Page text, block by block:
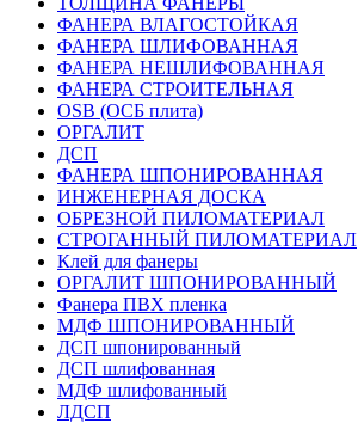
ФАНЕРА ВЛАГОСТОЙКАЯ
ФАНЕРА ШЛИФОВАННАЯ
ФАНЕРА НЕШЛИФОВАННАЯ
ФАНЕРА СТРОИТЕЛЬНАЯ
OSB (ОСБ плита)
ОРГАЛИТ
ДСП
ФАНЕРА ШПОНИРОВАННАЯ
ИНЖЕНЕРНАЯ ДОСКА
ОБРЕЗНОЙ ПИЛОМАТЕРИАЛ
СТРОГАННЫЙ ПИЛОМАТЕРИАЛ
Клей для фанеры
ОРГАЛИТ ШПОНИРОВАННЫЙ
Фанера ПВХ пленка
МДФ ШПОНИРОВАННЫЙ
ДСП шпонированный
ДСП шлифованная
МДФ шлифованный
ЛДСП